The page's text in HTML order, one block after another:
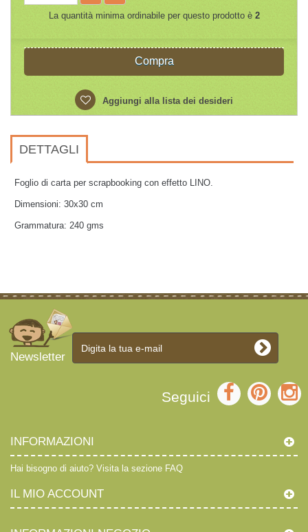
La quantità minima ordinabile per questo prodotto è 2
Compra
Aggiungi alla lista dei desideri
DETTAGLI
Foglio di carta per scrapbooking con effetto LINO.
Dimensioni: 30x30 cm
Grammatura: 240 gms
Newsletter
Seguici
INFORMAZIONI
Hai bisogno di aiuto? Visita la sezione FAQ
IL MIO ACCOUNT